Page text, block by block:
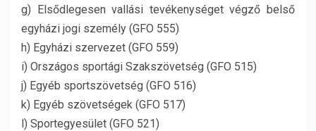
g) Elsődlegesen vallási tevékenységet végző belső
egyházi jogi személy (GFO 555)
h) Egyházi szervezet (GFO 559)
i) Országos sportági Szakszövetség (GFO 515)
j) Egyéb sportszövetség (GFO 516)
k) Egyéb szövetségek (GFO 517)
l) Sportegyesület (GFO 521)